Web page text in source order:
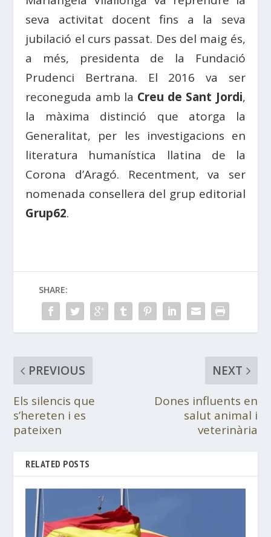
seva activitat docent fins a la seva
jubilació el curs passat. Des del maig és,
a més, presidenta de la Fundació
Prudenci Bertrana. El 2016 va ser
reconeguda amb la Creu de Sant Jordi,
la màxima distinció que atorga la
Generalitat, per les investigacions en
literatura humanística llatina de la
Corona d’Aragó. Recentment, va ser
nomenada consellera del grup editorial
Grup62.
SHARE:
PREVIOUS
Els silencis que
s’hereten i es
pateixen
NEXT
Dones influents en
salut animal i
veterinària
RELATED POSTS